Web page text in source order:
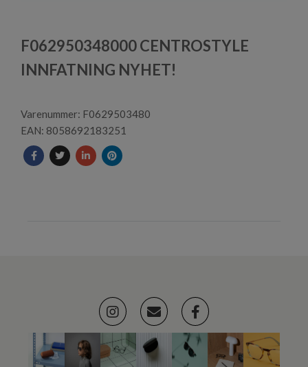
of
1
F062950348000 CENTROSTYLE
INNFATNING NYHET!
Varenummer: F0629503480
EAN: 8058692183251